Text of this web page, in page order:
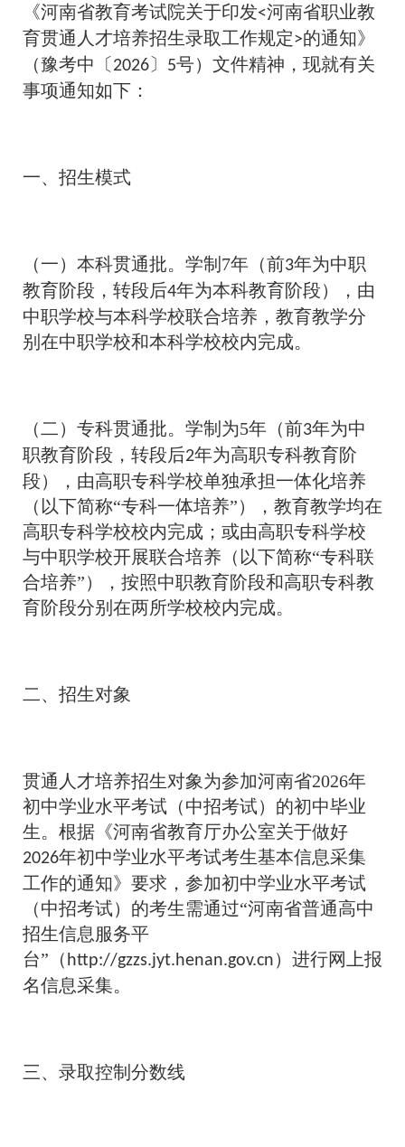
《河南省教育考试院关于印发<河南省职业教
育贯通人才培养招生录取工作规定>的通知》
（豫考中〔 2026 〕 5号）文件精神，现就有关
事项通知如下：
一、招生模式
（一）本科贯通批。学制7年（前3年为中职
教育阶段，转段后4年为本科教育阶段），由
中职学校与本科学校联合培养，教育教学分
别在中职学校和本科学校校内完成。
（二）专科贯通批。学制为5年（前3年为中
职教育阶段，转段后2年为高职专科教育阶
段），由高职专科学校单独承担一体化培养
（以下简称“专科一体培养”），教育教学均在
高职专科学校校内完成；或由高职专科学校
与中职学校开展联合培养（以下简称“专科联
合培养”），按照中职教育阶段和高职专科教
育阶段分别在两所学校校内完成。
二、招生对象
贯通人才培养招生对象为参加河南省2026年
初中学业水平考试（中招考试）的初中毕业
生。根据《河南省教育厅办公室关于做好
2026年初中学业水平考试考生基本信息采集
工作的通知》要求，参加初中学业水平考试
（中招考试）的考生需通过“河南省普通高中
招生信息服务平
台”（ http://gzzs.jyt.henan.gov.cn ）进行网上报
名信息采集。
三、录取控制分数线